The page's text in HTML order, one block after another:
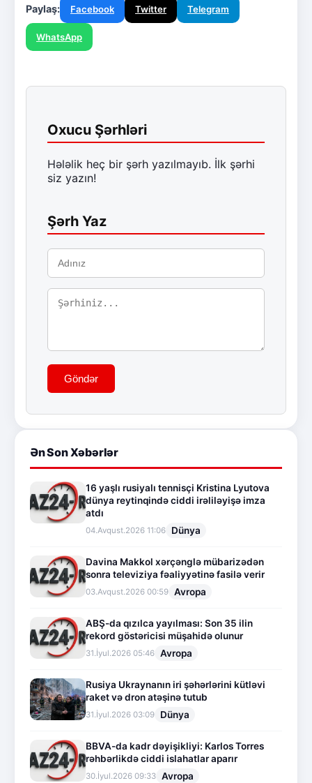
Paylaş: Facebook Twitter Telegram
WhatsApp
Oxucu Şərhləri
Hələlik heç bir şərh yazılmayıb. İlk şərhi
siz yazın!
Şərh Yaz
Göndər
Ən Son Xəbərlər
16 yaşlı rusiyalı tennisçi Kristina Lyutova
dünya reytinqində ciddi irəliləyişə imza
atdı
04.Avqust.2026 11:06 Dünya
Davina Makkol xərçənglə mübarizədən
sonra televiziya fəaliyyətinə fasilə verir
03.Avqust.2026 00:59 Avropa
ABŞ-da qızılca yayılması: Son 35 ilin
rekord göstəricisi müşahidə olunur
31.İyul.2026 05:46 Avropa
Rusiya Ukraynanın iri şəhərlərini kütləvi
raket və dron atəşinə tutub
31.İyul.2026 03:09 Dünya
BBVA-da kadr dəyişikliyi: Karlos Torres
rəhbərlikdə ciddi islahatlar aparır
30.İyul.2026 09:33 Avropa